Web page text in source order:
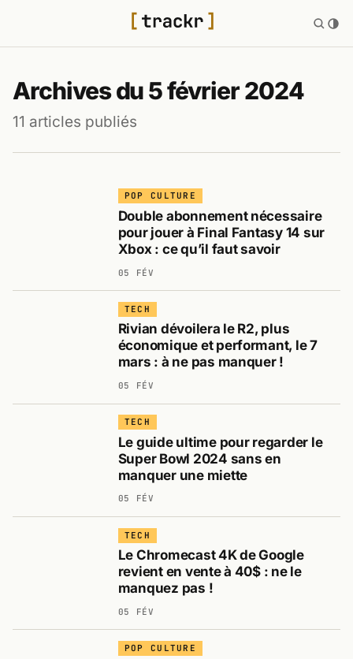
Archives du 5 février 2024
11 articles publiés
POP CULTURE
Double abonnement nécessaire
pour jouer à Final Fantasy 14 sur
Xbox : ce qu’il faut savoir
05 FÉV
TECH
Rivian dévoilera le R2, plus
économique et performant, le 7
mars : à ne pas manquer !
05 FÉV
TECH
Le guide ultime pour regarder le
Super Bowl 2024 sans en
manquer une miette
05 FÉV
TECH
Le Chromecast 4K de Google
revient en vente à 40$ : ne le
manquez pas !
05 FÉV
POP CULTURE